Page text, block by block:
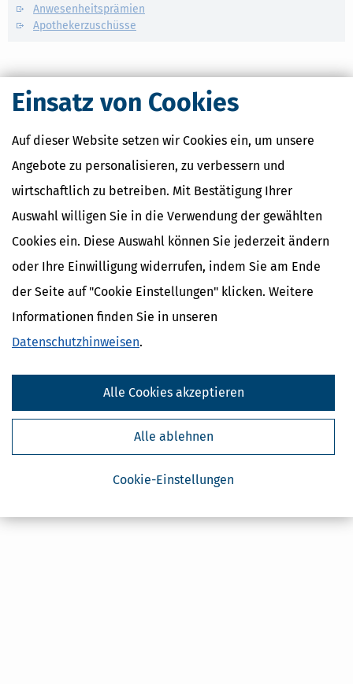
Einsatz von Cookies
Auf dieser Website setzen wir Cookies ein, um unsere
Angebote zu personalisieren, zu verbessern und
wirtschaftlich zu betreiben. Mit Bestätigung Ihrer
Auswahl willigen Sie in die Verwendung der gewählten
Cookies ein. Diese Auswahl können Sie jederzeit ändern
oder Ihre Einwilligung widerrufen, indem Sie am Ende
der Seite auf "Cookie Einstellungen" klicken. Weitere
Informationen finden Sie in unseren
Datenschutzhinweisen.
Cookie-Einstellungen
Alle ablehnen
Alle Cookies akzeptieren
Anwesenheitsprämien
Apothekerzuschüsse
Kostenlose Steuertipps & News
Absenden
Steuertipps
Steuertipps Selbstständige
von Steuertipps abonnieren. Die
Datenschutzhinweisehabe ich gelesen.
Meine Einwilligung kann ich jederzeit durch
Abbestellung des Newsletters widerrufen.